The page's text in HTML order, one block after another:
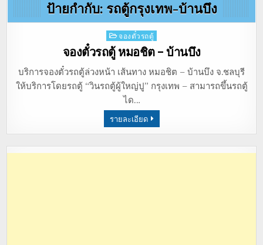
ป้ายกำกับ: รถตู้กรุงเทพ-บ้านบึง
Posted
in
จองตั๋วรถตู้
จองตั๋วรถตู้ หมอชิต – บ้านบึง
บริการจองตั๋วรถตู้ล่วงหน้า เส้นทาง หมอชิต – บ้านบึง จ.ชลบุรี
ให้บริการโดยรถตู้ “วินรถตู้ผู้ใหญ่ปู” กรุงเทพ – สามารถขึ้นรถตู้
ได…
รายละเอียด